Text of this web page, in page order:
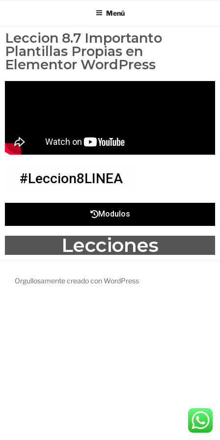
Menú
Leccion 8.7 Importanto
Plantillas Propias en
Elementor WordPress
#Leccion8LINEA
Modulos
Lecciones
Orgullosamente creado con WordPress